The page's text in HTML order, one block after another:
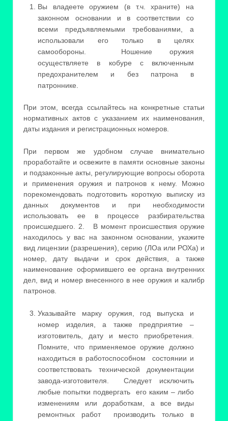
Вы владеете оружием (в т.ч. храните) на
законном основании и в соответствии со
всеми предъявляемыми требованиями, а
использовали его только в целях
самообороны. Ношение оружия
осуществляете в кобуре с включенным
предохранителем и без патрона в
патроннике.
При этом, всегда ссылайтесь на конкретные статьи
нормативных актов с указанием их наименования,
даты издания и регистрационных номеров.
При первом же удобном случае внимательно
проработайте и освежите в памяти основные законы
и подзаконные акты, регулирующие вопросы оборота
и применения оружия и патронов к нему. Можно
порекомендовать подготовить короткую выписку из
данных документов и при необходимости
использовать ее в процессе разбирательства
происшедшего. 2. В момент происшествия оружие
находилось у вас на законном основании, укажите
вид лицензии (разрешения), серию (ЛОа или РОХа) и
номер, дату выдачи и срок действия, а также
наименование оформившего ее органа внутренних
дел, вид и номер внесенного в нее оружия и калибр
патронов.
Указывайте марку оружия, год выпуска и
номер изделия, а также предприятие –
изготовитель, дату и место приобретения.
Помните, что применяемое оружие должно
находиться в работоспособном состоянии и
соответствовать технической документации
завода-изготовителя. Следует исключить
любые попытки подвергать его каким – либо
изменениям или доработкам, а все виды
ремонтных работ производить только в